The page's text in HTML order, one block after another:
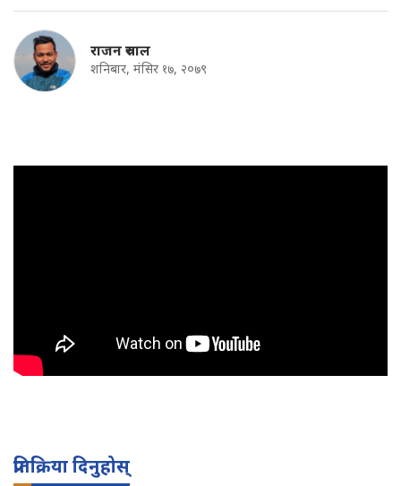
राजन रुचाल
शनिबार, मंसिर १७, २०७९
प्रतिक्रिया दिनुहोस्